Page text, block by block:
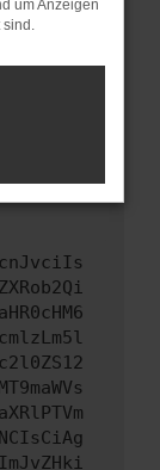
nicht mehr
versucht
Du kannst
der
um Anzeigen
sind.